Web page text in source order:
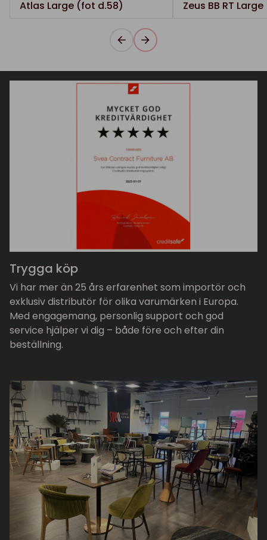
Atlas Large (fot d.58) Zeus BB RT
Trygga köp
Vi har mer än 25 års erfarenhet som importör och
exklusiv distributör för olika varumärken i Europa.
Med engagemang, personlig support och god
service hjälper vi dig – både före och efter din
beställning.